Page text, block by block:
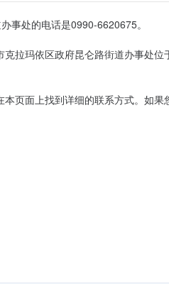
事处的电话是0990-6620675。
拉玛依区政府昆仑路街道办事处
页面上找到详细的联系方式。如